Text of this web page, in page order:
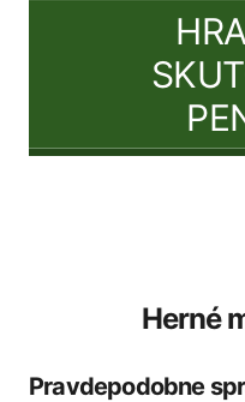
Herné
Pravdepodobne